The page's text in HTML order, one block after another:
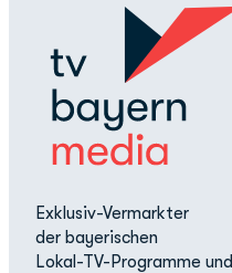
Exklusiv-Vermarkter
der bayerischen
Lokal-TV-Programme und